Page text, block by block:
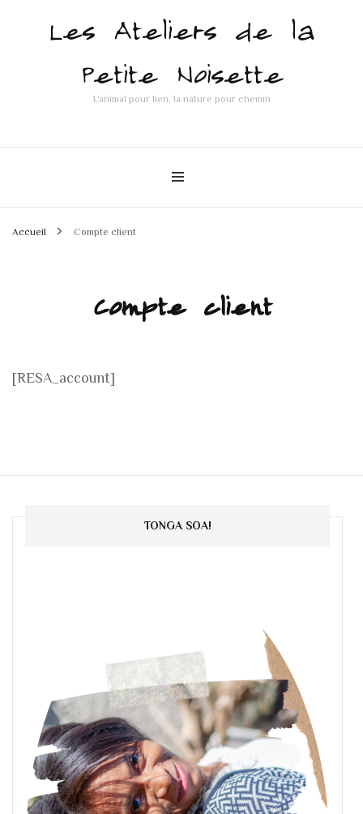
Les Ateliers de la
Petite Noisette
L'animal pour lien, la nature pour chemin
Accueil Compte client
Compte client
[RESA_account]
TONGA SOA!